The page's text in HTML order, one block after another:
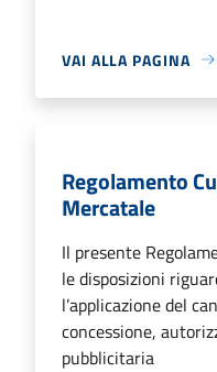
VAI ALLA PAGINA
Regolamento
Mercatale
Il presente
le disposizioni
l’applicazione del
concessione,
pubblicitaria